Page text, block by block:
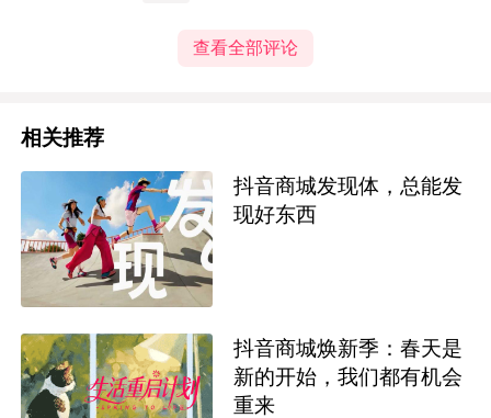
查看全部评论
相关推荐
抖音商城发现体，总能发
现好东西
抖音商城焕新季：春天是
新的开始，我们都有机会
重来